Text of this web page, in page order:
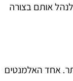
אותם בצורה
אחד האלמנטים